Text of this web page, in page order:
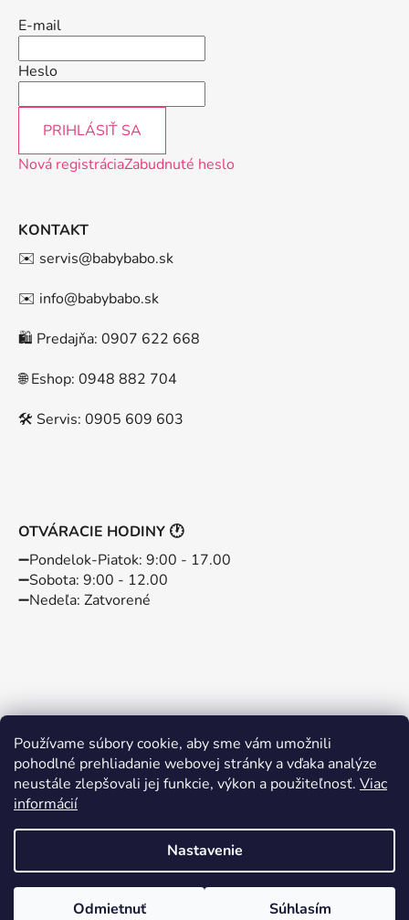
Používame súbory cookie, aby sme vám umožnili
pohodlné prehliadanie webovej stránky a vďaka analýze
neustále zlepšovali jej funkcie, výkon a použiteľnosť. Viac
informácií
Nastavenie
Odmietnuť Súhlasím
E-mail
Heslo
PRIHLÁSIŤ SA
Nová registráciaZabudnuté heslo
KONTAKT
✉️ servis@babybabo.sk
✉️ info@babybabo.sk
🛍️ Predajňa: 0907 622 668
🌐 Eshop: 0948 882 704
🛠️ Servis: 0905 609 603
OTVÁRACIE HODINY 🕐
➖️Pondelok-Piatok: 9:00 - 17.00
➖️Sobota: 9:00 - 12.00
➖️Nedeľa: Zatvorené
Instagram Facebook
Vytvoril Shoptet
Copyright 2026BABYBABO . Všetky práva vyhradené.